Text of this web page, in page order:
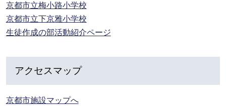
京都市立梅小路小学校
京都市立下京雅小学校
生徒作成の部活動紹介ページ
アクセスマップ
京都市施設マップへ